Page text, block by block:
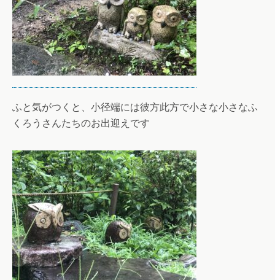
ふと気がつくと、小径端には彼方此方で小さな小さなふ
くろうさんたちのお出迎えです